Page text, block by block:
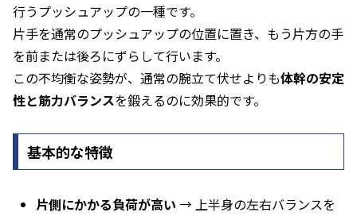
行うプッシュアップの一種です。
片手を通常のプッシュアップの位置に置き、もう片方の手
を前または後ろにずらして行います。
この不均衡な姿勢が、通常の腕立て伏せよりも体幹の安定
性と筋力バランスを鍛えるのに効果的です。
基本的な特徴
片側にかかる負荷が高い → 上半身の左右バランスを